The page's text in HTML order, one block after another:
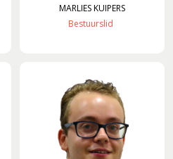
MARLIESKUIPERS
Bestuurslid